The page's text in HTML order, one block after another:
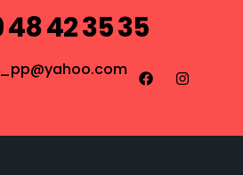
48 42 35 35